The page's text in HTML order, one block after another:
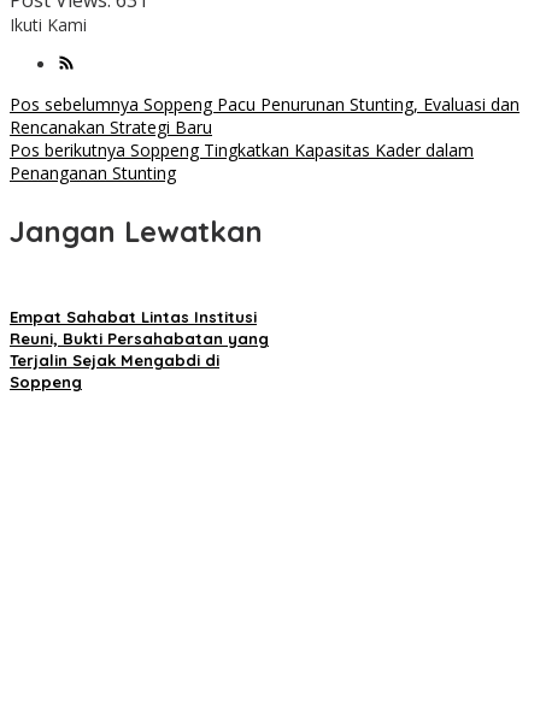
Ikuti Kami
Navigasi
pos
Pos sebelumnya Soppeng Pacu Penurunan Stunting, Evaluasi dan
Rencanakan Strategi Baru
Pos berikutnya Soppeng Tingkatkan Kapasitas Kader dalam
Penanganan Stunting
Jangan Lewatkan
Empat Sahabat Lintas Institusi
Reuni, Bukti Persahabatan yang
Terjalin Sejak Mengabdi di
Soppeng